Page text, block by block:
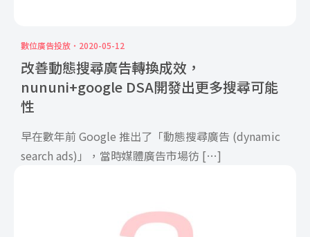
數位廣告投放 2020-05-12
改善動態搜尋廣告轉換成效，
nununi+google DSA開發出更多搜尋可能
性
早在數年前 Google 推出了「動態搜尋廣告 (dynamic
search ads)」，當時媒體廣告市場彷 […]